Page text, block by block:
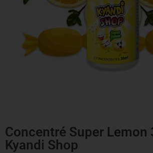
Concentré Super Lemon
Kyandi Shop